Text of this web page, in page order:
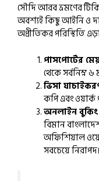
সৌদি আরব ভ্রমণের
অবশ্যই কিছু আইনি ও
অপ্রীতিকর পরিস্থিতি
পাসপোর্টের
থেকে সর্বনিম্ন
ভিসা
কপি এবং
অনলাইন বুকিং
বিমান
অফিশিয়াল
সবচেয়ে নিরাপদ।